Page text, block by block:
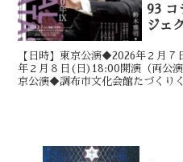
93 コ
ジェ
【日時】東京公演◆2026年２月
年２月８日(日)18:00開演（両公
京公演◆調布市文化会館たづくり